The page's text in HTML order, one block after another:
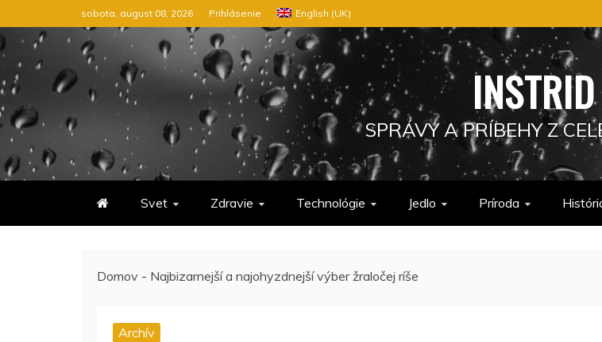
na
obsah
sobota, august 08, 2026 Prihlásenie English (UK)
INSTRID
SPRÁVY A PRÍBEHY Z
Svet Zdravie Technológie Jedlo Príroda
Domov - Najbizarnejší a najohyzdnejší výber žraločej ríše
Archív